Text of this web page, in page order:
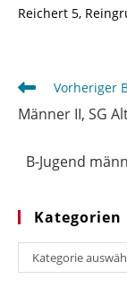
Reichert 5,
Weitere
Artikel
ansehen
Vorheriger
Männer II, SG
B-Jugend
Kategorien
Kategorien
Kategorie